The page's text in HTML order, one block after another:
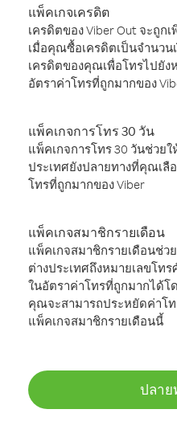
แพ็คเกจเครดิต
เครดิตของ Viber Out จะถูก
เมื่อคุณซื้อเครดิตเป็นจำนวน
เครดิตของคุณเพื่อโทรไปยัง
อัตราค่าโทรที่ถูกมากของ
แพ็คเกจการโทร 30 วัน
แพ็คเกจการโทร 30 วันช่วย
ประเทศยังปลายทางที่คุณเลื
โทรที่ถูกมากของ Viber
แพ็คเกจสมาชิกรายเดือน
แพ็คเกจสมาชิกรายเดือนช่
ต่างประเทศถึงหมายเลขโ
ในอัตราค่าโทรที่ถูกมากได้
คุณจะสามารถประหยัดค่าโ
แพ็คเกจสมาชิกรายเดือนนี้
ปลาย